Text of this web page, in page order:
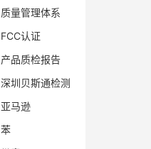
质量管理体系
FCC认证
产品质检报告
深圳贝斯通检测
亚马逊
苯